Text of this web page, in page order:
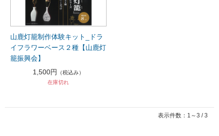
山鹿灯籠制作体験キット_ドラ
イフラワーベース２種【山鹿灯
籠振興会】
1,500円
（税込み）
在庫切れ
表示件数：1～3 / 3